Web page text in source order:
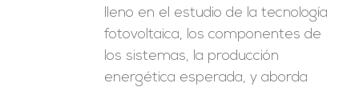
lleno en el estudio de la tecnología
fotovoltaica, los componentes de
los sistemas, la producción
energética esperada, y aborda